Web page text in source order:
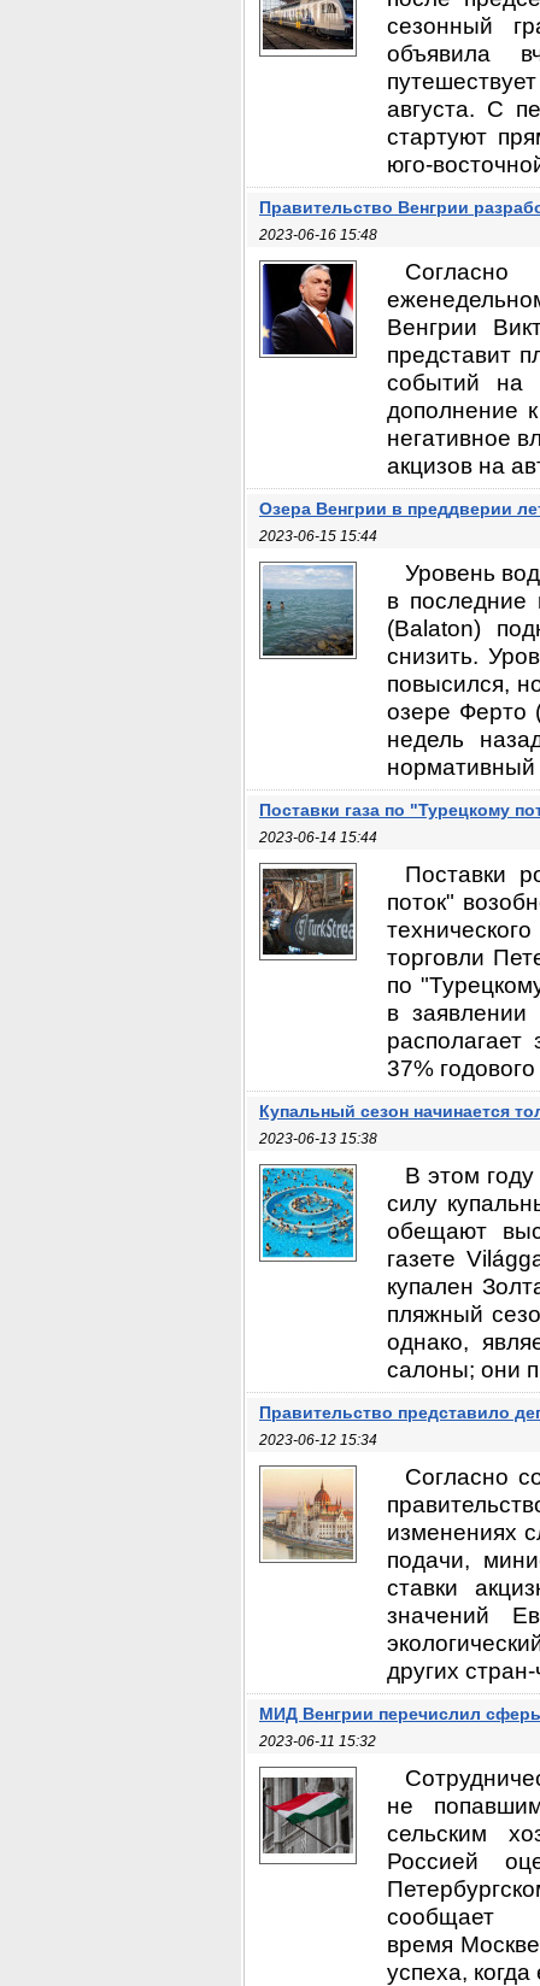
сезонный
объявила
августа. С
стартуют
юго-
Правительство Венгрии
2023-06-16 15:48
Венгрии
представит
событий на
дополнение
негативное
акцизов на
Озера Венгрии в преддверии
2023-06-15 15:44
Уровень
в
(Balaton)
снизить.
повысился,
озере Ферто
недель
нормативный
Поставки газа по "Турецкому
2023-06-14 15:44
Поставки
поток"
торговли
по
в заявлении
37%
Купальный сезон начинается
2023-06-13 15:38
В этом
силу
обещают
газете
купален
пляжный
однако,
салоны; они
Правительство представило
2023-06-12 15:34
Согласно
изменениях
подачи,
ставки
значений
других
МИД Венгрии перечислил
2023-06-11 15:32
не
сельским
Россией
время
успеха,